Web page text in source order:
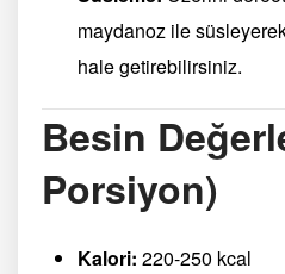
maydanoz ile
hale getirebilirsiniz.
Besin
Porsiyon)
Kalori: 220-250 kcal